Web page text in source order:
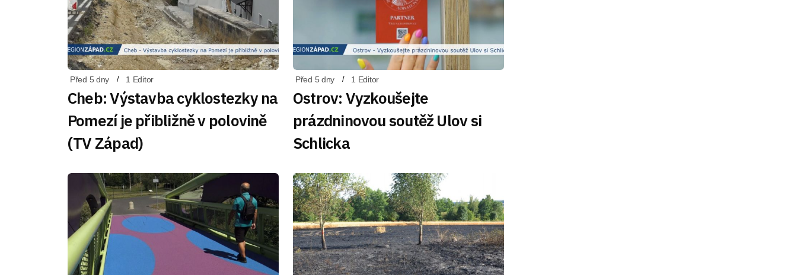
Před 5 dny 1 Editor
Cheb: Výstavba cyklostezky na
Pomezí je přibližně v polovině
(TV Západ)
Před 5 dny 1 Editor
Ostrov: Vyzkoušejte
prázdninovou soutěž Ulov si
Schlicka